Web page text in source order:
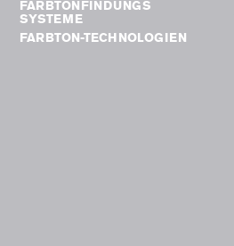
FARBTONFINDUNGS
SYSTEME
FARBTON-TECHNOLOGIEN